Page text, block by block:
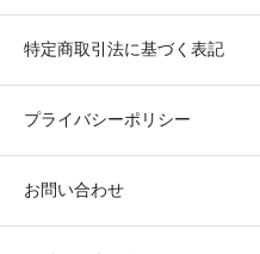
特定商取引法に基づく表記
プライバシーポリシー
お問い合わせ